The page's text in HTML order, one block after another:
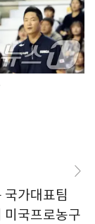
가대표팀
국프로농구